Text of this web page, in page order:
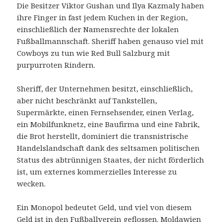
Die Besitzer Viktor Gushan und Ilya Kazmaly haben
ihre Finger in fast jedem Kuchen in der Region,
einschließlich der Namensrechte der lokalen
Fußballmannschaft. Sheriff haben genauso viel mit
Cowboys zu tun wie Red Bull Salzburg mit
purpurroten Rindern.
Sheriff, der Unternehmen besitzt, einschließlich,
aber nicht beschränkt auf Tankstellen,
Supermärkte, einen Fernsehsender, einen Verlag,
ein Mobilfunknetz, eine Baufirma und eine Fabrik,
die Brot herstellt, dominiert die transnistrische
Handelslandschaft dank des seltsamen politischen
Status des abtrünnigen Staates, der nicht förderlich
ist, um externes kommerzielles Interesse zu
wecken.
Ein Monopol bedeutet Geld, und viel von diesem
Geld ist in den Fußballverein geflossen. Moldawien